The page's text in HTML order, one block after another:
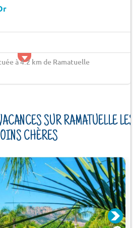
à 4.2 km de Ramatuelle
SUR RAMATUELLE
CHÈRES